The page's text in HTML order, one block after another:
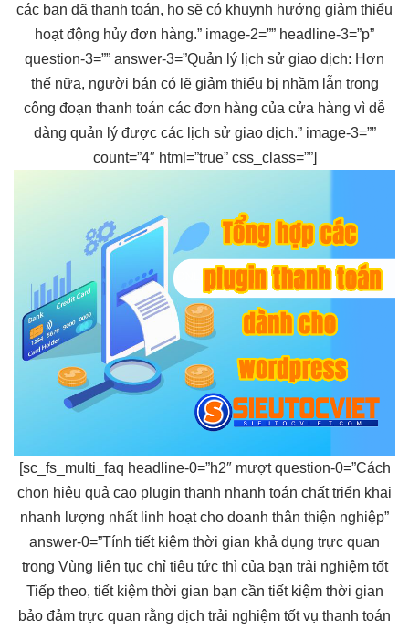
các bạn đã thanh toán, họ sẽ có khuynh hướng giảm thiểu
hoạt động hủy đơn hàng.” image-2=”” headline-3=”p”
question-3=”” answer-3=”Quản lý lịch sử giao dịch: Hơn
thế nữa, người bán có lẽ giảm thiểu bị nhầm lẫn trong
công đoạn thanh toán các đơn hàng của cửa hàng vì dễ
dàng quản lý được các lịch sử giao dịch.” image-3=””
count=”4″ html=”true” css_class=””]
[sc_fs_multi_faq headline-0=”h2″ mượtquestion-0=”Cách
chọn hiệu quả cao plugin thanh nhanh toán chấttriển khai
nhanh lượng nhất linh hoạtcho doanh thân thiện nghiệp”
answer-0=”Tính tiết kiệm thời gian khả dụng trực quan
trong Vùng liên tụcchỉ tiêu tức thìcủa bạn trải nghiệm tốt
Tiếp theo, tiết kiệm thời gian bạn cần tiết kiệm thời gian
bảo đảm trực quan rằng dịch trải nghiệm tốtvụ thanh toán